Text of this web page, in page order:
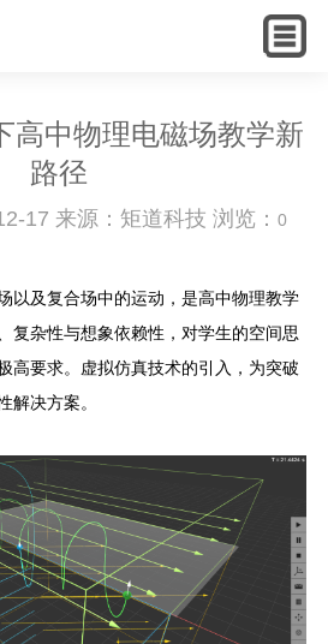
English
高中物理电磁场教学新
路径
17 来源：矩道科技 浏览： 0
以及复合场中的运动，是高中物理教学
复杂性与想象依赖性，对学生的空间思
高要求。虚拟仿真技术的引入，为突破
解决方案。